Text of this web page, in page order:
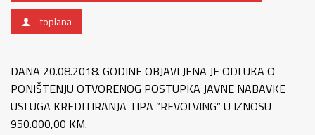
toplana
DANA 20.08.2018. GODINE OBJAVLJENA JE ODLUKA O
PONIŠTENJU OTVORENOG POSTUPKA JAVNE NABAVKE
USLUGA KREDITIRANJA TIPA ”REVOLVING” U IZNOSU
950.000,00 KM.